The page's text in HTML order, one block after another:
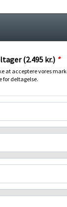
(2.495 kr.) *
at acceptere vores
for deltagelse.